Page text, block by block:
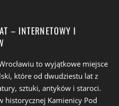
– INTERNETOWY I
to wyjątkowe miejsce
które od dwudziestu lat z
sztuki, antyków i staroci.
historycznej Kamienicy Pod